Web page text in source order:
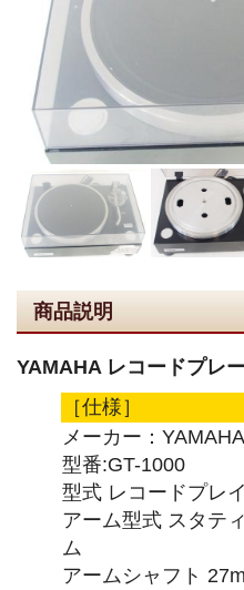
商品説明
YAMAHA レコードプレ
［仕様］
メーカー：YAMAHA
型番:GT-1000
型式 レコードプレ
アーム型式 スタテ
ム
アームシャフト